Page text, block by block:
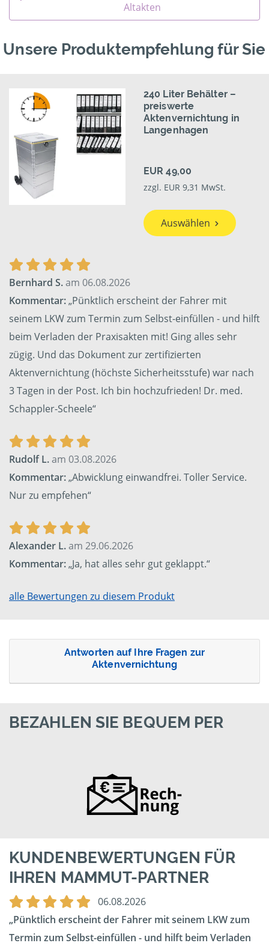
Altakten
Unsere Produktempfehlung für Sie
240 Liter Behälter –
preiswerte
Aktenvernichtung in
Langenhagen
EUR 49,00
zzgl. EUR 9,31 MwSt.
Auswählen
Bernhard S.am 06.08.2026
Kommentar:„Pünktlich erscheint der Fahrer mit
seinem LKW zum Termin zum Selbst-einfüllen - und hilft
beim Verladen der Praxisakten mit! Ging alles sehr
zügig. Und das Dokument zur zertifizierten
Aktenvernichtung (höchste Sicherheitsstufe) war nach
3 Tagen in der Post. Ich bin hochzufrieden! Dr. med.
Schappler-Scheele“
Rudolf L.am 03.08.2026
Kommentar:„Abwicklung einwandfrei. Toller Service.
Nur zu empfehen“
Alexander L.am 29.06.2026
Kommentar:„Ja, hat alles sehr gut geklappt.“
alle Bewertungen zu diesem Produkt
Antworten auf Ihre Fragen zur
Aktenvernichtung
BEZAHLEN SIE BEQUEM PER
KUNDENBEWERTUNGEN FÜR
IHREN MAMMUT-PARTNER
06.08.2026
Pünktlich erscheint der Fahrer mit seinem LKW zum
Termin zum Selbst-einfüllen - und hilft beim Verladen